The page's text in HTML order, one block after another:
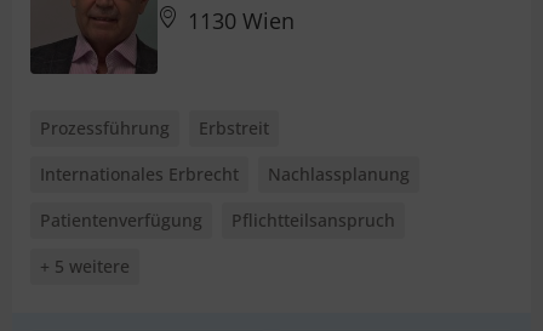
1130 Wien
Prozessführung
Erbstreit
Internationales Erbrecht
Nachlassplanung
Patientenverfügung
Pflichtteilsanspruch
+ 5 weitere